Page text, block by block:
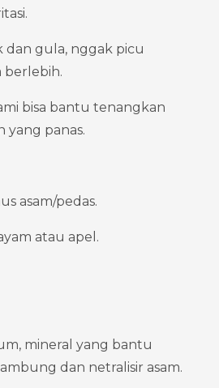
dan gula, nggak picu
berlebih.
bisa bantu tenangkan
yang panas.
asam/pedas.
atau apel.
mineral yang bantu
dan netralisir asam.